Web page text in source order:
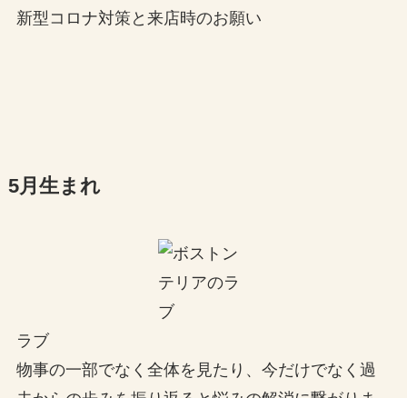
新型コロナ対策と来店時のお願い
5月生まれ
ラブ
物事の一部でなく全体を見たり、今だけでなく過